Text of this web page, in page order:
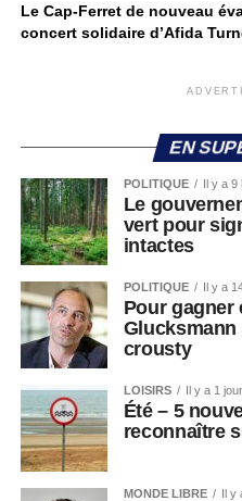
Le Cap-Ferret de nouveau
concert solidaire d’Afida
EN
POLITIQUE Il y a 9
Le
vert pour
intactes
POLITIQUE Il y a
Pour gagner
Glucksmann
crousty
LOISIRS Il y a 1 jour
Été – 5
reconnaître
MONDE LIBRE Il y